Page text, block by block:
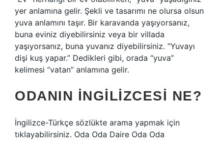
yer anlamına gelir. Şekli ve tasarımı ne olursa olsun
yuva anlamını taşır. Bir karavanda yaşıyorsanız,
buna eviniz diyebilirsiniz veya bir villada
yaşıyorsanız, buna yuvanız diyebilirsiniz. “Yuvayı
dişi kuş yapar.” Dedikleri gibi, orada “yuva”
kelimesi “vatan” anlamına gelir.
ODANIN İNGILIZCESI NE?
İngilizce-Türkçe sözlükte arama yapmak için
tıklayabilirsiniz. Oda Oda Daire Oda Oda